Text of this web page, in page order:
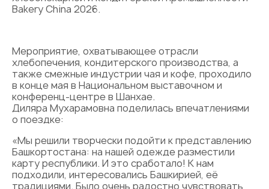
Bakery China 2026.
Мероприятие, охватывающее отрасли
хлебопечения, кондитерского производства, а
также смежные индустрии чая и кофе, проходило
в конце мая в Национальном выставочном и
конференц-центре в Шанхае.
Диляра Мухарамовна поделилась впечатлениями
о поездке:
«Мы решили творчески подойти к представлению
Башкортостана: на нашей одежде разместили
карту республики. И это сработало! К нам
подходили, интересовались Башкирией, её
традициями. Было очень радостно чувствовать